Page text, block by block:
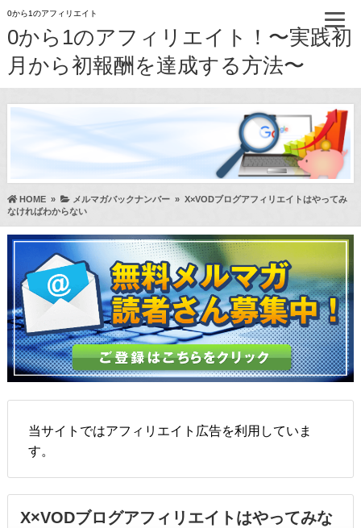
0から1のアフィリエイト
0から1のアフィリエイト！〜実践初
月から初報酬を達成する方法〜
HOME» メルマガバックナンバー» X×VODブログアフィリエイトはやってみ
なければわからない
当サイトではアフィリエイト広告を利用していま
す。
X×VODブログアフィリエイトはやってみな